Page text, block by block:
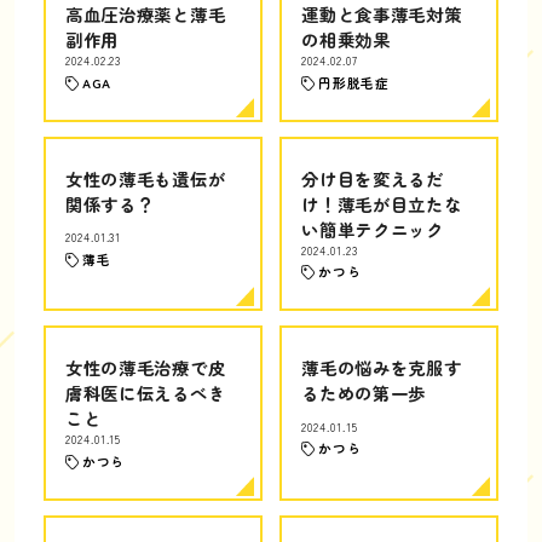
高血圧治療薬と薄毛
副作用
2024.02.23
AGA
運動と食事薄毛対策
の相乗効果
2024.02.07
円形脱毛症
女性の薄毛も遺伝が
関係する？
2024.01.31
薄毛
分け目を変えるだ
け！薄毛が目立たな
い簡単テクニック
2024.01.23
かつら
女性の薄毛治療で皮
膚科医に伝えるべき
こと
2024.01.15
かつら
薄毛の悩みを克服す
るための第一歩
2024.01.15
かつら